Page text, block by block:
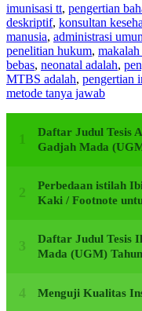
imunisasi tt, pengertian
deskriptif, konsultan
manusia, administrasi
penelitian hukum,
bebas, neonatal adalah,
MTBS adalah, pengertian
metode tanya jawab
Daftar Judul Tesis
Gadjah Mada
Perbedaan istilah
Kaki / Footnote
Daftar Judul Tesis
Mada (UGM)
Menguji Kualitas